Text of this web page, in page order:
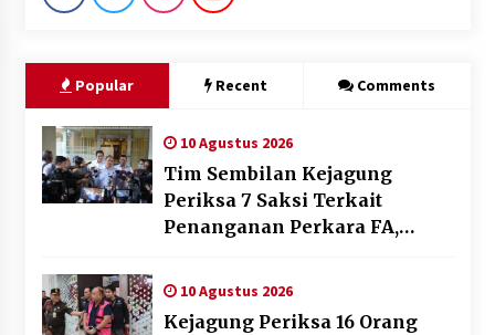
Popular Recent Comments
10 Agustus 2026
Tim Sembilan Kejagung
Periksa 7 Saksi Terkait
Penanganan Perkara FA,
10 Agustus 2026
Kejagung Periksa 16 Orang